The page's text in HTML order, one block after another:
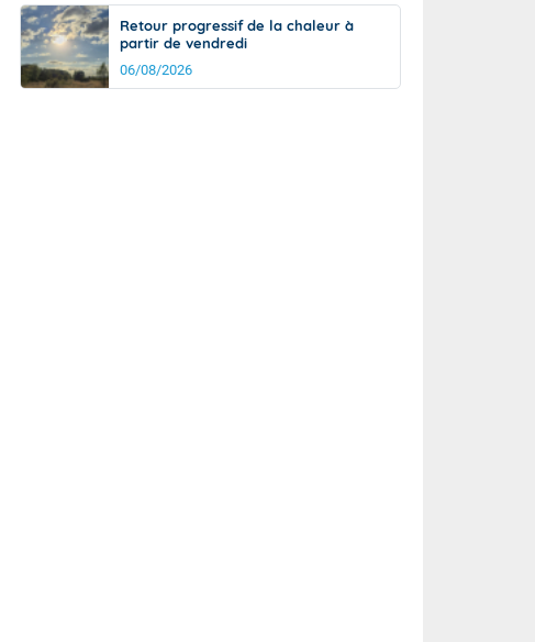
Retour progressif de la chaleur à
partir de vendredi
06/08/2026